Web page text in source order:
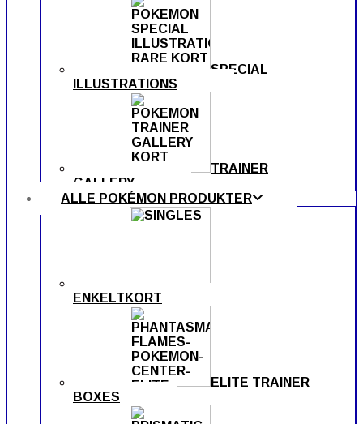
SPECIAL
ILLUSTRATIONS
TRAINER
GALLERY
ALLE POKÉMON PRODUKTER
ENKELTKORT
ELITE TRAINER
BOXES